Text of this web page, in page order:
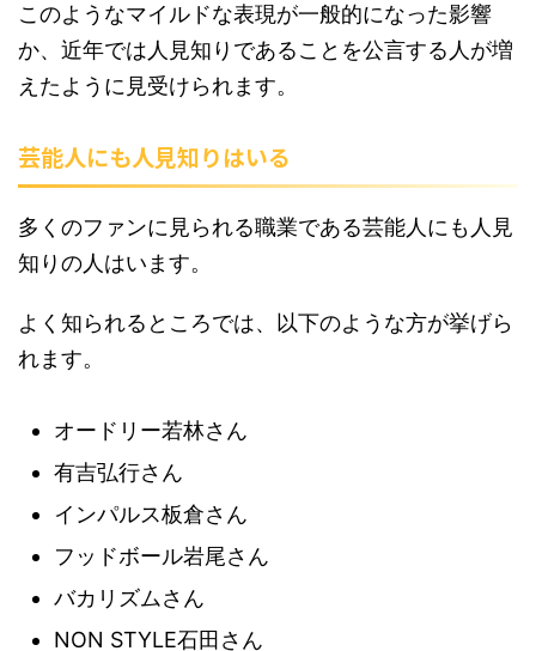
このようなマイルドな表現が一般的になった影響
か、近年では人見知りであることを公言する人が増
えたように見受けられます。
芸能人にも人見知りはいる
多くのファンに見られる職業である芸能人にも人見
知りの人はいます。
よく知られるところでは、以下のような方が挙げら
れます。
オードリー若林さん
有吉弘行さん
インパルス板倉さん
フッドボール岩尾さん
バカリズムさん
NON STYLE石田さん